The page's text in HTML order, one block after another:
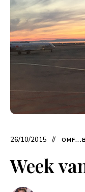
26/10/2015
Week